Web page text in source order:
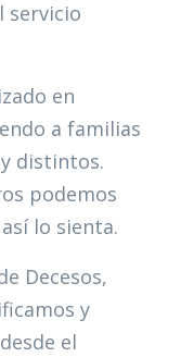
servicio
en
a familias
distintos.
podemos
lo sienta.
Decesos,
y
el